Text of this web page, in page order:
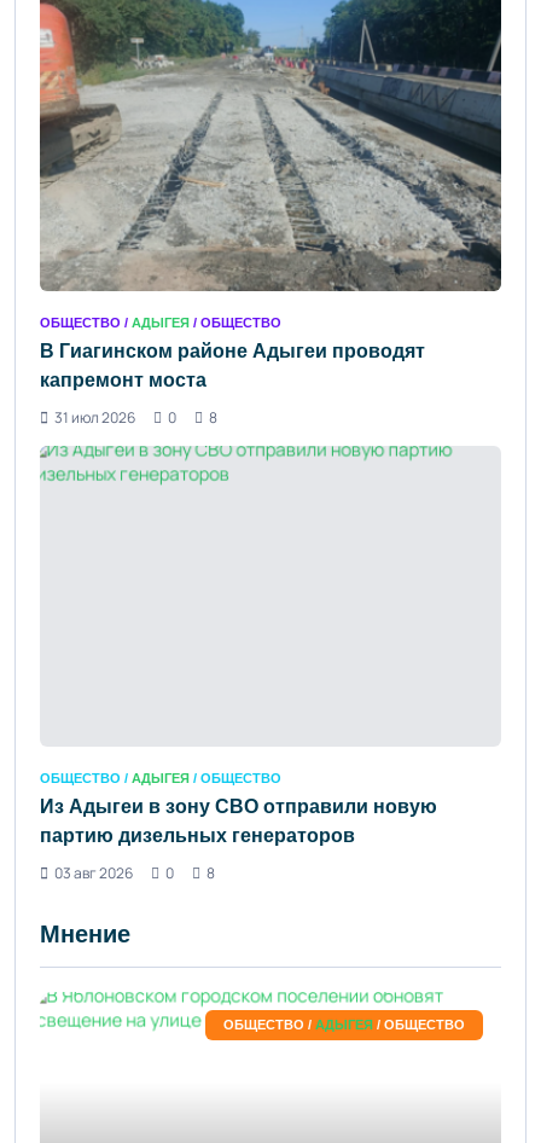
ОБЩЕСТВО / АДЫГЕЯ / ОБЩЕСТВО
В Гиагинском районе Адыгеи проводят
капремонт моста
31 июл 2026
0 8
ОБЩЕСТВО / АДЫГЕЯ / ОБЩЕСТВО
Из Адыгеи в зону СВО отправили новую
партию дизельных генераторов
03 авг 2026
0 8
Мнение
ОБЩЕСТВО / АДЫГЕЯ / ОБЩЕСТВО